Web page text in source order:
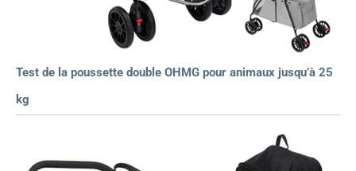
Test de la poussette double OHMG pour animaux jusqu’à 25
kg